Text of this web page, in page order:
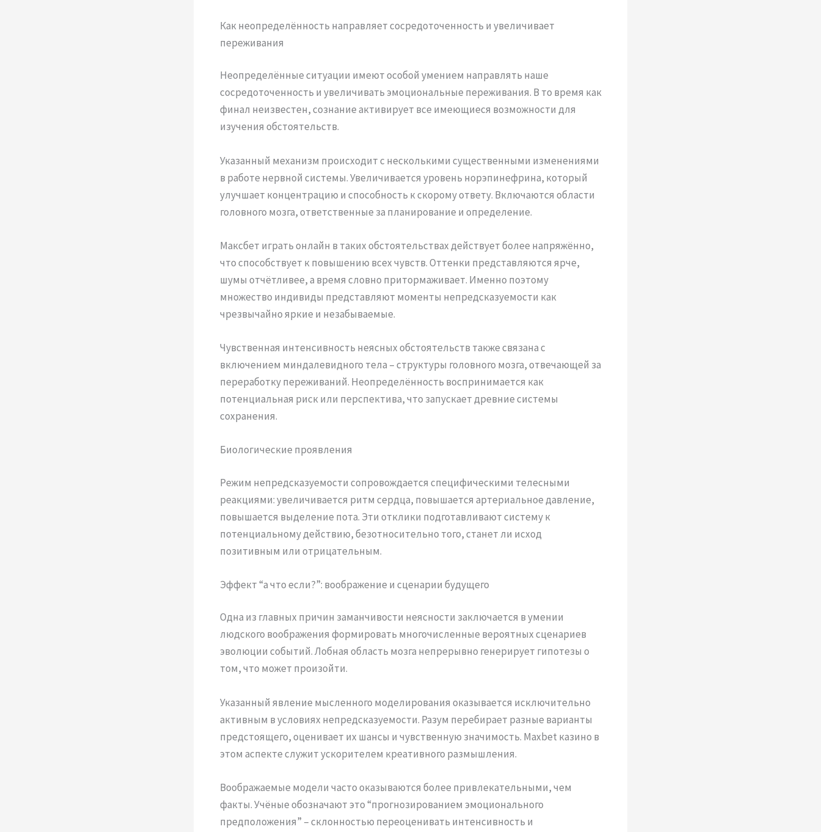
Как неопределённость направляет сосредоточенность и увеличивает
переживания
Неопределённые ситуации имеют особой умением направлять наше
сосредоточенность и увеличивать эмоциональные переживания. В то время как
финал неизвестен, сознание активирует все имеющиеся возможности для
изучения обстоятельств.
Указанный механизм происходит с несколькими существенными изменениями
в работе нервной системы. Увеличивается уровень норэпинефрина, который
улучшает концентрацию и способность к скорому ответу. Включаются области
головного мозга, ответственные за планирование и определение.
Максбет играть онлайн в таких обстоятельствах действует более напряжённо,
что способствует к повышению всех чувств. Оттенки представляются ярче,
шумы отчётливее, а время словно притормаживает. Именно поэтому
множество индивиды представляют моменты непредсказуемости как
чрезвычайно яркие и незабываемые.
Чувственная интенсивность неясных обстоятельств также связана с
включением миндалевидного тела – структуры головного мозга, отвечающей за
переработку переживаний. Неопределённость воспринимается как
потенциальная риск или перспектива, что запускает древние системы
сохранения.
Биологические проявления
Режим непредсказуемости сопровождается специфическими телесными
реакциями: увеличивается ритм сердца, повышается артериальное давление,
повышается выделение пота. Эти отклики подготавливают систему к
потенциальному действию, безотносительно того, станет ли исход
позитивным или отрицательным.
Эффект “а что если?”: воображение и сценарии будущего
Одна из главных причин заманчивости неясности заключается в умении
людского воображения формировать многочисленные вероятных сценариев
эволюции событий. Лобная область мозга непрерывно генерирует гипотезы о
том, что может произойти.
Указанный явление мысленного моделирования оказывается исключительно
активным в условиях непредсказуемости. Разум перебирает разные варианты
предстоящего, оценивает их шансы и чувственную значимость. Maxbet казино в
этом аспекте служит ускорителем креативного размышления.
Воображаемые модели часто оказываются более привлекательными, чем
факты. Учёные обозначают это “прогнозированием эмоционального
предположения” – склонностью переоценивать интенсивность и